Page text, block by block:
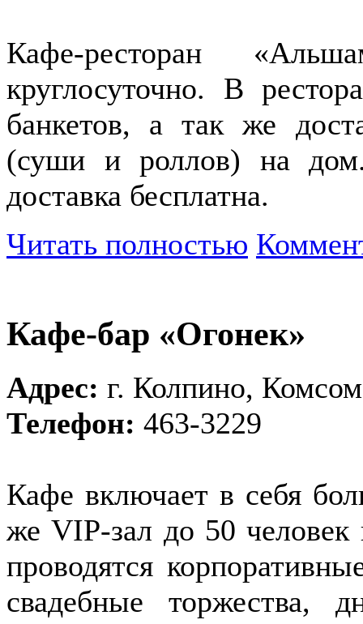
Кафе-ресторан
круглосуточно. В
банкетов, а так же
(суши и роллов) на
доставка бесплатна.
Читать полностью
Кафе-бар «Огонек»
Адрес: г. Колпино,
Телефон: 463-3229
Кафе включает в себя
же VIP-зал до 50
проводятся
свадебные торжества,